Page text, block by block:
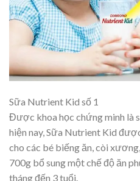
Sữa Nutrient Kid số 1
Được khoa học chứng minh là
hiện nay, Sữa Nutrient Kid
cho các bé biếng ăn, còi
700g bổ sung một chế độ ăn
tháng đến 3 tuổi.